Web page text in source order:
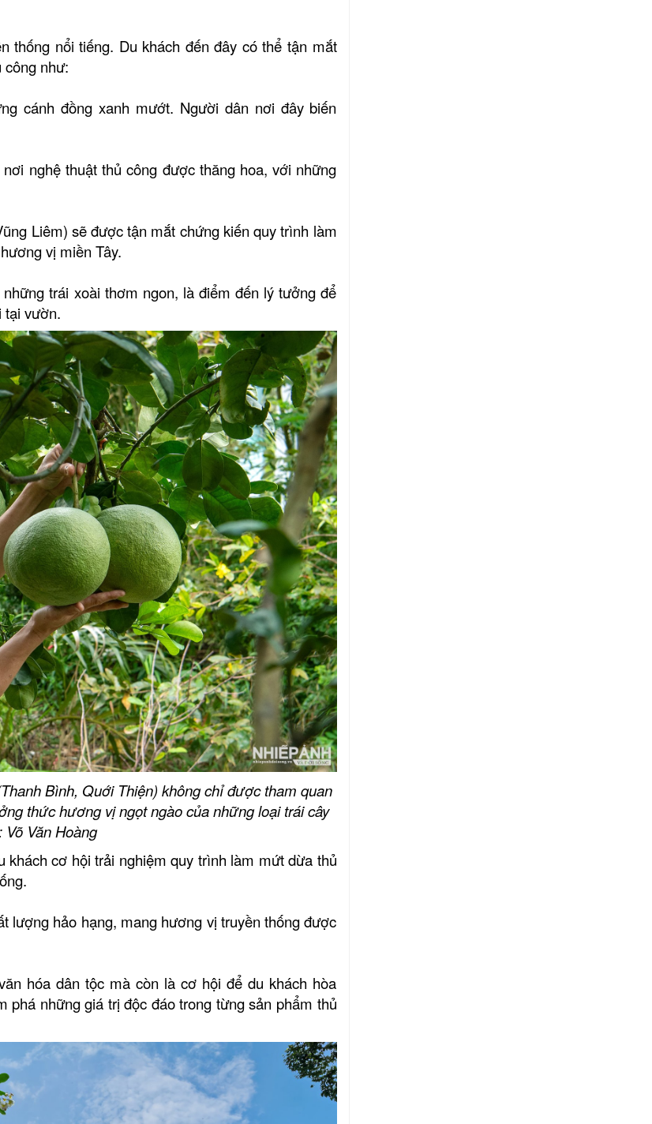
thống nổi tiếng. Du khách đến đây có thể tận mắt
như:
cánh đồng xanh mướt. Người dân nơi đây biến
nghệ thuật thủ công được thăng hoa, với những
Liêm) sẽ được tận mắt chứng kiến quy trình làm
vị miền Tây.
trái xoài thơm ngon, là điểm đến lý tưởng để
tại vườn.
Bình, Quới Thiện) không chỉ được tham quan
thức hương vị ngọt ngào của những loại trái cây
Văn Hoàng
cơ hội trải nghiệm quy trình làm mứt dừa thủ
lượng hảo hạng, mang hương vị truyền thống được
hóa dân tộc mà còn là cơ hội để du khách hòa
phá những giá trị độc đáo trong từng sản phẩm thủ